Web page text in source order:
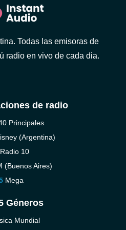
Todas las emisoras de
radio en vivo de cada dia.
de radio
Principales
(Argentina)
Radio 10
(Buenos Aires)
Mega
Géneros
Mundial